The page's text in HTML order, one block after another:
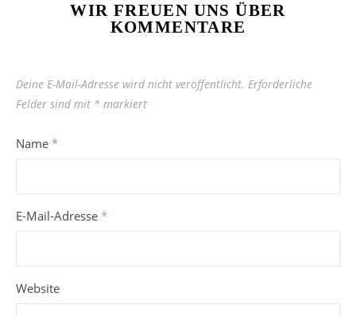
WIR FREUEN UNS ÜBER
KOMMENTARE
Deine E-Mail-Adresse wird nicht veröffentlicht. Erforderliche
Felder sind mit * markiert
Name *
E-Mail-Adresse *
Website